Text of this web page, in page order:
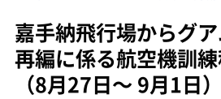
嘉手納飛行場からグ
再編に係る航空機訓
（8月27日～ 9月1日）